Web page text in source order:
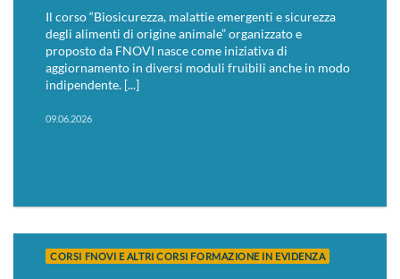
Il corso “Biosicurezza, malattie emergenti e sicurezza
degli alimenti di origine animale” organizzato e
proposto da FNOVI nasce come iniziativa di
aggiornamento in diversi moduli fruibili anche in modo
indipendente. [...]
09.06.2026
CORSI FNOVI E ALTRI CORSI FORMAZIONE IN EVIDENZA